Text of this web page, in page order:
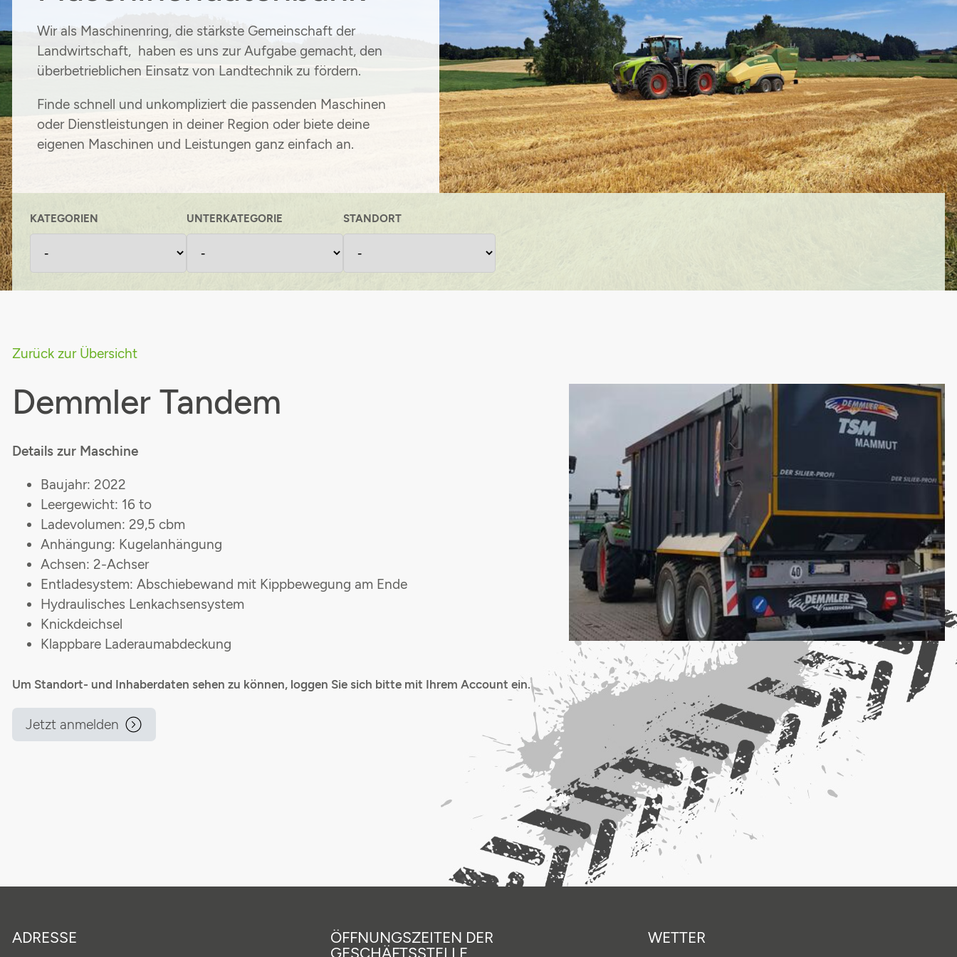
Wir als Maschinenring, die stärkste Gemeinschaft der
Landwirtschaft, haben es uns zur Aufgabe gemacht, den
überbetrieblichen Einsatz von Landtechnik zu fördern.
Finde schnell und unkompliziert die passenden Maschinen
oder Dienstleistungen in deiner Region oder biete deine
eigenen Maschinen und Leistungen ganz einfach an.
KATEGORIEN UNTERKATEGORIE STANDORT
Zurück zur Übersicht
Demmler Tandem
Details zur Maschine
Baujahr: 2022
Leergewicht: 16 to
Ladevolumen: 29,5 cbm
Anhängung: Kugelanhängung
Achsen: 2-Achser
Entladesystem: Abschiebewand mit Kippbewegung am Ende
Hydraulisches Lenkachsensystem
Knickdeichsel
Klappbare Laderaumabdeckung
Um Standort- und Inhaberdaten sehen zu können, loggen Sie sich bitte mit Ihrem Account ein.
Jetzt anmelden
ADRESSE
ÖFFNUNGSZEITEN DER
GESCHÄFTSSTELLE
WETTER
Stromsteuerrückerstattung